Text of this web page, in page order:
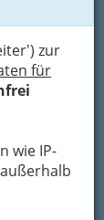
zur
für
wie IP-